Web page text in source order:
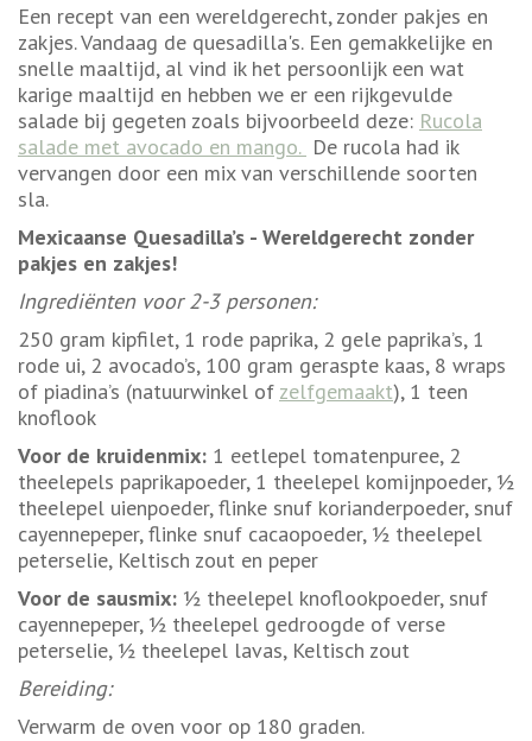
Een recept van een wereldgerecht, zonder pakjes en
zakjes. Vandaag de quesadilla's. Een gemakkelijke en
snelle maaltijd, al vind ik het persoonlijk een wat
karige maaltijd en hebben we er een rijkgevulde
salade bij gegeten zoals bijvoorbeeld deze: Rucola
salade met avocado en mango. De rucola had ik
vervangen door een mix van verschillende soorten
sla.
Mexicaanse Quesadilla’s - Wereldgerecht zonder
pakjes en zakjes!
Ingrediënten voor 2-3 personen:
250 gram kipfilet, 1 rode paprika, 2 gele paprika’s, 1
rode ui, 2 avocado’s, 100 gram geraspte kaas, 8 wraps
of piadina’s (natuurwinkel of zelfgemaakt), 1 teen
knoflook
Voor de kruidenmix: 1 eetlepel tomatenpuree, 2
theelepels paprikapoeder, 1 theelepel komijnpoeder, ½
theelepel uienpoeder, flinke snuf korianderpoeder, snuf
cayennepeper, flinke snuf cacaopoeder, ½ theelepel
peterselie, Keltisch zout en peper
Voor de sausmix: ½ theelepel knoflookpoeder, snuf
cayennepeper, ½ theelepel gedroogde of verse
peterselie, ½ theelepel lavas, Keltisch zout
Bereiding:
Verwarm de oven voor op 180 graden.